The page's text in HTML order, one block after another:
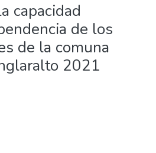
capacidad
de los
de la comuna
2021